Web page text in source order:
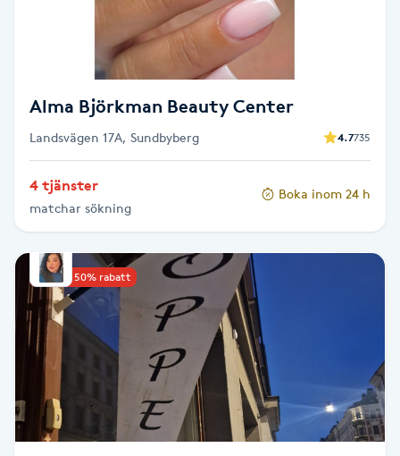
Enzympeeling
Extensions
Extensions borttagning
Eyeliner-tatuering
Face framing
Faceliftmassage
Alma Björkman Beauty Center
Landsvägen 17A, Sundbyberg 4.7735
4 tjänster
matchar sökning
Boka inom 24 h
Upp till 50% rabatt